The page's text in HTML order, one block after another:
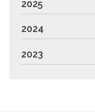
2025
2024
2023